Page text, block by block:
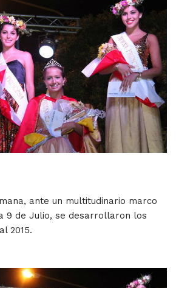
ante un multitudinario marco
9 de Julio, se desarrollaron los
2015.